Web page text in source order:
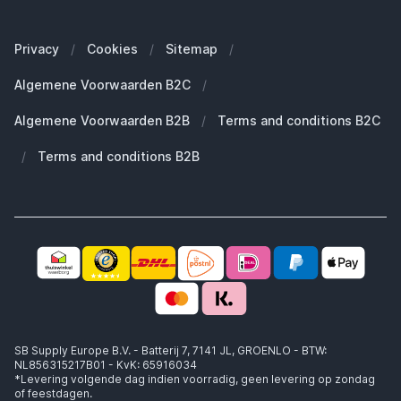
Zakelijke klanten (B2B)
Groot en uniek assortiment
400.000+ klanten geleverd
Welke MagSafe heb ik nodig?
Werken bij SB Supply
Working at SB Supply
Privacy / Cookies / Sitemap /
Algemene Voorwaarden B2C /
Algemene Voorwaarden B2B / Terms and conditions B2C
/ Terms and conditions B2B
SB Supply Europe B.V. - Batterij 7, 7141 JL, GROENLO - BTW:
NL856315217B01 - KvK: 65916034
*Levering volgende dag indien voorradig, geen levering op zondag
of feestdagen.